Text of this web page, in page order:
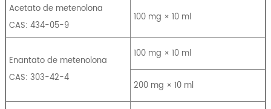
Acetato de metenolona
CAS: 434-05-9
100 mg × 10 ml
Enantato de metenolona
CAS: 303-42-4
100 mg × 10 ml
200 mg × 10 ml